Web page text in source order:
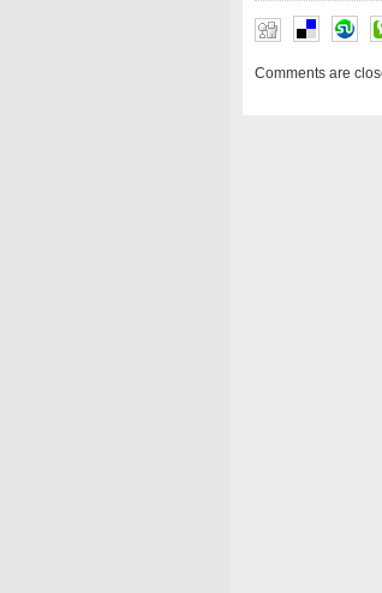
Comments are